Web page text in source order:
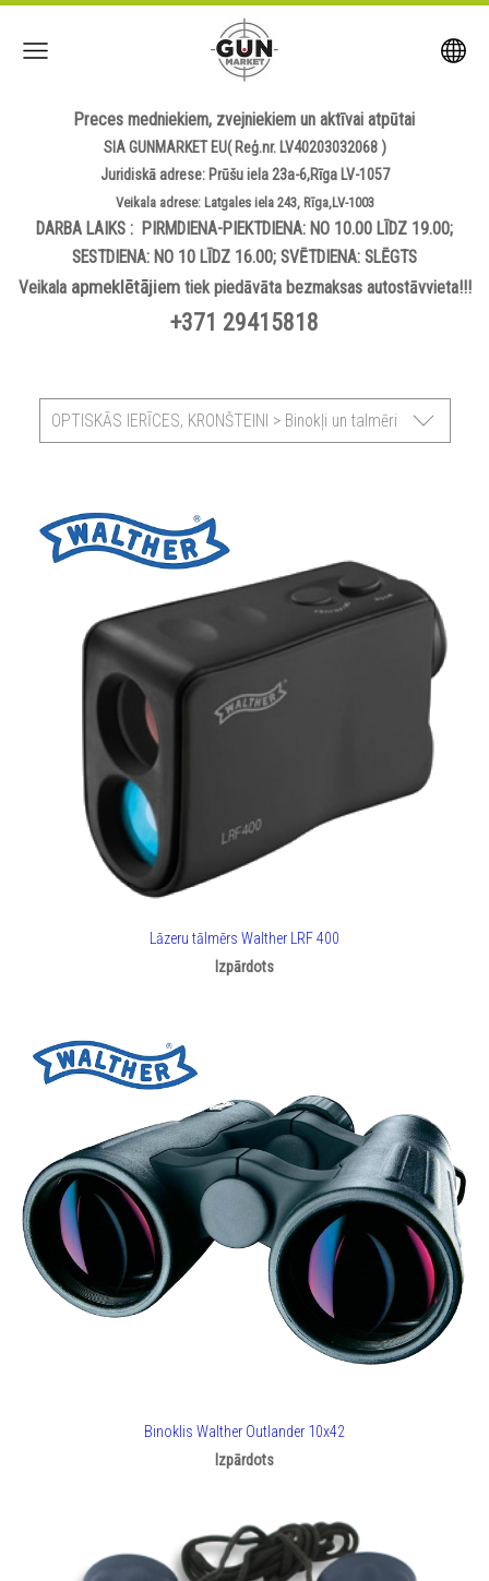
Preces medniekiem, zvejniekiem un aktīvai atpūtai
SIA GUNMARKET EU( Reģ.nr. LV40203032068 )
Juridiskā adrese: Prūšu iela 23a-6,Rīga LV-1057
Veikala adrese: Latgales iela 243, Rīga,LV-1003
DARBA LAIKS : PIRMDIENA-PIEKTDIENA: NO 10.00 LĪDZ 19.00;
SESTDIENA: NO 10 LĪDZ 16.00; SVĒTDIENA: SLĒGTS
Veikala apmeklētājiemtiek piedāvāta bezmaksas autostāvvieta!!!
+371 29415818
OPTISKĀS IERĪCES, KRONŠTEINI > Binokļi un talmēri
Lāzeru tālmērs Walther LRF 400
Izpārdots
Binoklis Walther Outlander 10x42
Izpārdots